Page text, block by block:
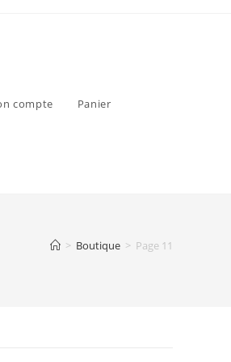
compte Panier
> Boutique > Page 11